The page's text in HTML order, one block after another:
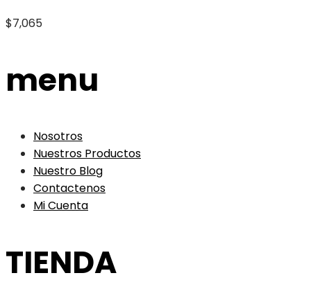
$7,065
menu
Nosotros
Nuestros Productos
Nuestro Blog
Contactenos
Mi Cuenta
TIENDA